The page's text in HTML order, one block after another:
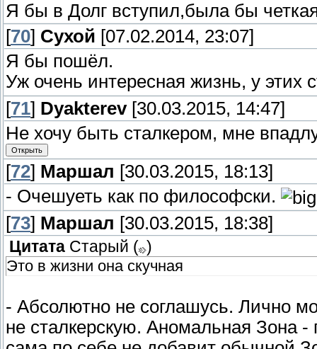
Я бы в Долг вступил,была бы
[70] Сухой [07.02.2014, 23:07]
Я бы пошёл.
Уж очень интересная жизнь, у этих
[71] Dyakterev[30.03.2015, 14:47]
Не хочу быть сталкером, мне
[72] Маршал [30.03.2015, 18:13]
- Очешуеть как по философски.
[73] Маршал [30.03.2015, 18:38]
Цитата Старый ( )
Это в жизни она скучная
- Абсолютно не соглашусь. Лично
не сталкерскую. Аномальная Зона